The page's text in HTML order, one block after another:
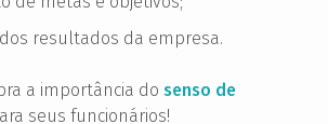
resultados da empresa.
a importância do senso de
seus funcionários!